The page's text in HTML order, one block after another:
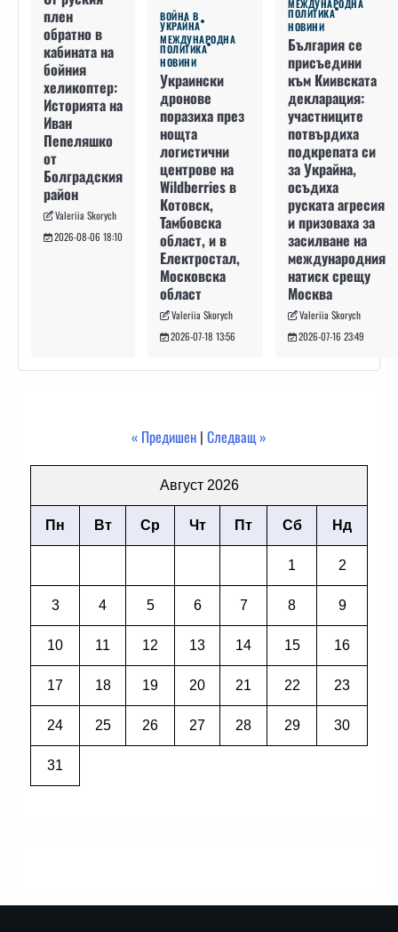
плен
обратно в
кабината на
бойния
хеликоптер:
Историята на
Иван
Пепеляшко
от
Болградския
район
Valeriia Skorych
2026-08-06 18:10
ВОЙНА В
УКРАЙНА
МЕЖДУНАРОДНА
ПОЛИТИКА
НОВИНИ
Украински
дронове
поразиха през
нощта
логистични
центрове на
Wildberries в
Котовск,
Тамбовска
област, и в
Електростал,
Московска
област
Valeriia Skorych
2026-07-18 13:56
МЕЖДУНАРОДНА
ПОЛИТИКА
НОВИНИ
България се
присъедини
към Киивската
декларация:
участниците
потвърдиха
подкрепата си
за Украйна,
осъдиха
руската агресия
и призоваха за
засилване на
международния
натиск срещу
Москва
Valeriia Skorych
2026-07-16 23:49
« Предишен | Следващ »
Август 2026
Пн Вт Ср Чт Пт Сб Нд
1 2
3 4 5 6 7 8 9
10 11 12 13 14 15 16
17 18 19 20 21 22 23
24 25 26 27 28 29 30
31